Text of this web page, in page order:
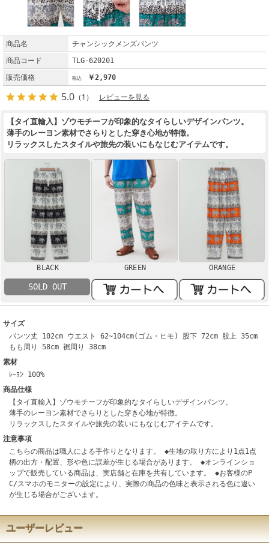
商品名
チャンシックメンズパンツ
商品コード
TLG-620201
販売価格
￥2,970
5.0 （1） レビューを見る
【タイ直輸入】ゾウモチーフが印象的なタイらしいデザインパンツ。
薄手のレーヨン素材でさらりとした穿き心地が特徴。
リラックスしたスタイルや旅先の装いにもなじむアイテムです。
BLACK
SOLD OUT
GREEN ORANGE
サイズ
パンツ丈 102cm ウエスト 62~104cm(ゴム・ヒモ) 股下 72cm 股上 35cm
もも周り 58cm 裾周り 38cm
素材
ﾚｰﾖﾝ 100%
商品仕様
【タイ直輸入】ゾウモチーフが印象的なタイらしいデザインパンツ。
薄手のレーヨン素材でさらりとした穿き心地が特徴。
リラックスしたスタイルや旅先の装いにもなじむアイテムです。
注意事項
こちらの商品は職人による手作りとなります。 ◆生地の取り方により1点1点
柄の出方・配置、形や色に誤差が生じる場合があります。 ◆オンラインショ
ップで販売している商品は、実店舗と在庫を共有しています。 ◆お客様のP
C/スマホのモニターの設定により、実際の商品の色味と表示される色に違い
が生じる場合がございます。
ユーザーレビュー